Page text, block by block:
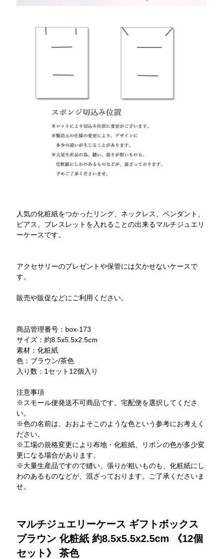
人気の化粧紙をつかったリング、ネックレス、ペンダント、
ピアス、ブレスレットを入れることの出来るマルチジュエリ
ーケースです。
アクセサリーのプレゼントや保管には欠かせないケースで
す。
販売や販促などにご利用ください。
商品管理番号：box-173
サイズ：約8.5x5.5x2.5cm
素材：化粧紙
色：ブラウン/茶色
入り数：1セット12個入り
注意事項
※スモール便発送不可商品です。宅配便を選択してくださ
い。
※色の名前は、おおよそこのような色という参考にお考えく
ださい。
※工場の規格変更により布地・化粧紙、リボンの色が多少変
更になる場合があります。
※大量生産品ですので縫い、張りが粗いものも、化粧紙にし
わのあるものなどが、混ざっております。ご了承くださいま
せ。
マルチジュエリーケース ギフトボックス
ブラウン 化粧紙 約8.5x5.5x2.5cm 《12個
セット》 茶色